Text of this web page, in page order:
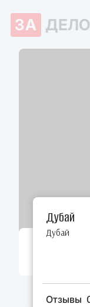
ЗА
Дубай
Дубай
Отзывы